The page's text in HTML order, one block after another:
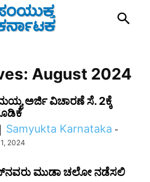
August 2024
ಅರ್ಜಿ ವಿಚಾರಣೆ ಸೆ. 2ಕ್ಕೆ
Samyukta Karnataka -
2024
ಮುಡಾ ಚಲೋ ನಡೆಸಲಿ